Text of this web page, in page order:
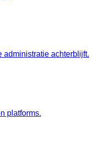
administratie achterblijft.
platforms.